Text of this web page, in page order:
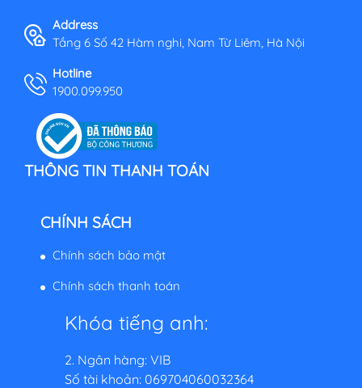
Address
Tầng 6 Số 42 Hàm nghi, Nam Từ Liêm, Hà Nội
Hotline
1900.099.950
THÔNG TIN THANH TOÁN
CHÍNH SÁCH
Chính sách bảo mật
Chính sách thanh toán
Khóa tiếng anh:
2. Ngân hàng: VIB
Số tài khoản: 069704060032364